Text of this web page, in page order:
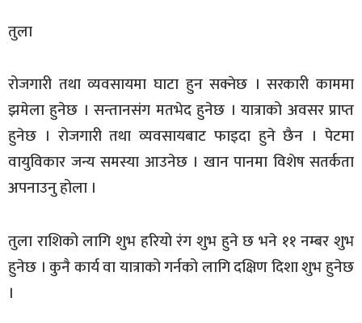
तुला
रोजगारी तथा व्यवसायमा घाटा हुन सक्नेछ । सरकारी काममा
झमेला हुनेछ । सन्तानसंग मतभेद हुनेछ । यात्राको अवसर प्राप्त
हुनेछ । रोजगारी तथा व्यवसायबाट फाइदा हुने छैन । पेटमा
वायुविकार जन्य समस्या आउनेछ । खान पानमा विशेष सतर्कता
अपनाउनु होला ।
तुला राशिको लागि शुभ हरियो रंग शुभ हुने छ भने ११ नम्बर शुभ
हुनेछ । कुनै कार्य वा यात्राको गर्नको लागि दक्षिण दिशा शुभ हुनेछ
।